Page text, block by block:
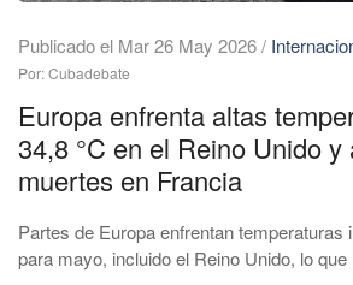
Publicado el Mar 26 May 2026/
Por: Cubadebate
Europa enfrenta altas
34,8 °C en el Reino Unido y
muertes en Francia
Partes de Europa enfrentan temperaturas
para mayo, incluido el Reino Unido, lo